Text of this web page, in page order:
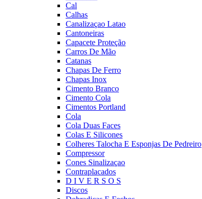
Cal
Calhas
Canalizaçao Latao
Cantoneiras
Capacete Proteção
Carros De Mão
Catanas
Chapas De Ferro
Chapas Inox
Cimento Branco
Cimento Cola
Cimentos Portland
Cola
Cola Duas Faces
Colas E Silicones
Colheres Talocha E Esponjas De Pedreiro
Compressor
Cones Sinalizaçao
Contraplacados
D I V E R S O S
Discos